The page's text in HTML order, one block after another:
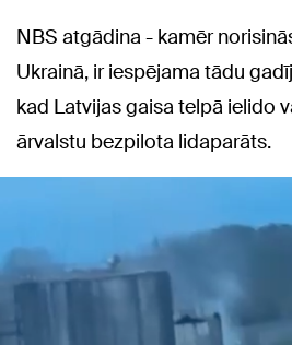
NBS atgādina - kamēr
Ukrainā, ir iespējama tādu
kad Latvijas gaisa telpā ielido
ārvalstu bezpilota lidaparāts.